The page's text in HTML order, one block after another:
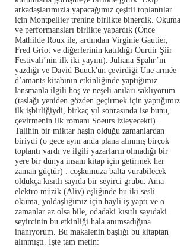
arkadaşlarımızla yapacağımız çeşitli toplantılar
için Montpellier trenine birlikte binerdik. Okuma
ve performansları birlikte yapardık (Önce
Mathilde Roux ile, ardından Virginie Gautier,
Fred Griot ve diğerlerinin katıldığı Ourdir Şiir
Festivali’nin ilk iki yayını). Juliana Spahr’ın
yazdığı ve David Buuck'ün çevirdiği Une armée
d’amants kitabının etkinliğinde yaptığımız
lansmanla ilgili hoş ve neşeli anıları saklıyorum
(taslağı yeniden gözden geçirmek için yaptığımız
ilk işbirliğiydi, birkaç yıl sonrasında ise bunu,
çevirmenin ilk romanı Soeurs izleyecekti).
Talihin bir miktar haşin olduğu zamanlardan
biriydi (o gece aynı anda plana alınmış birçok
toplantı vardı ve ilgili yazarların olmadığı bir
yere bir dünya insanı kitap için getirmek her
zaman güçtür) : coşkumuza balta vurabilecek
oldukça kısıtlı sayıda bir seyirci grubu. Ama
elektro müzik (Aliv) eşliğinde bu iki sesli
okuma, yoldaşlığımız için hayli iş yaptı ve o
zamanlar az olsa bile, odadaki kısıtlı sayıdaki
seyircinin bu etkinliği hala anımsadığına
inanıyorum. Bu makalenin başlığı bu kitaptan
alınmıştı. İşte tam metin: